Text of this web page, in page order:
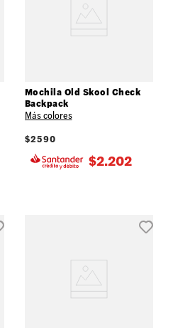
Mochila Old Skool Check
Backpack
Más colores
$2590
$2.202